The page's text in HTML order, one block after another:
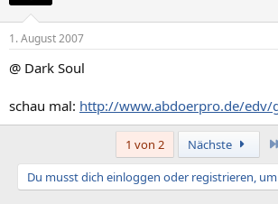
1. August 2007
@ Dark Soul
schau mal: http://www.abdoerpro.de/edv/
1 von 2 Nächste
Du musst dich einloggen oder registrieren,